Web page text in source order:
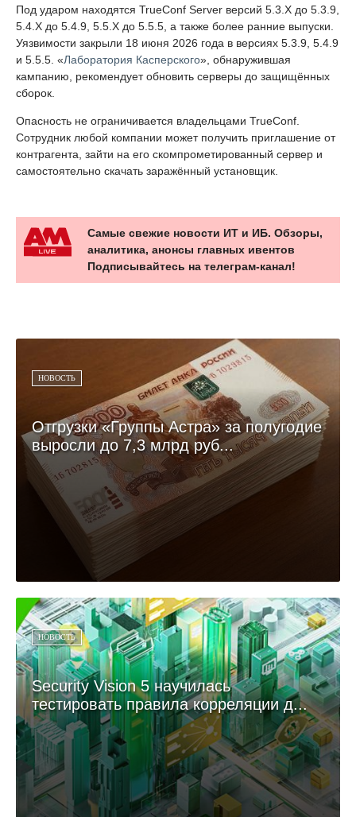
Под ударом находятся TrueConf Server версий 5.3.X до 5.3.9,
5.4.X до 5.4.9, 5.5.X до 5.5.5, а также более ранние выпуски.
Уязвимости закрыли 18 июня 2026 года в версиях 5.3.9, 5.4.9
и 5.5.5. «Лаборатория Касперского», обнаружившая
кампанию, рекомендует обновить серверы до защищённых
сборок.
Опасность не ограничивается владельцами TrueConf.
Сотрудник любой компании может получить приглашение от
контрагента, зайти на его скомпрометированный сервер и
самостоятельно скачать заражённый установщик.
Самые свежие новости ИТ и ИБ. Обзоры,
аналитика, анонсы главных ивентов
Подписывайтесь на телеграм-канал!
НОВОСТЬ
Отгрузки «Группы Астра» за полугодие
выросли до 7,3 млрд руб...
НОВОСТЬ
Security Vision 5 научилась
тестировать правила корреляции д...